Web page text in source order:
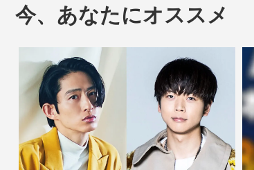
今、あなたにオススメ